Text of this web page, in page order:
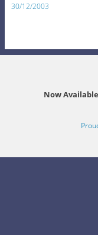
30/12/2003
Now